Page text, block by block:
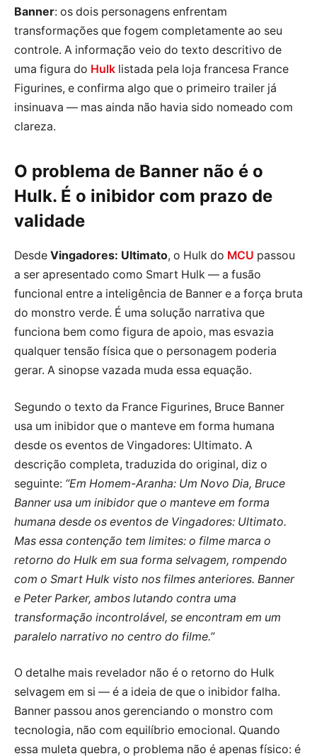
Banner: os dois personagens enfrentam
transformações que fogem completamente ao seu
controle. A informação veio do texto descritivo de
uma figura do Hulk listada pela loja francesa France
Figurines, e confirma algo que o primeiro trailer já
insinuava — mas ainda não havia sido nomeado com
clareza.
O problema de Banner não é o
Hulk. É o inibidor com prazo de
validade
Desde Vingadores: Ultimato, o Hulk do MCU passou
a ser apresentado como Smart Hulk — a fusão
funcional entre a inteligência de Banner e a força bruta
do monstro verde. É uma solução narrativa que
funciona bem como figura de apoio, mas esvazia
qualquer tensão física que o personagem poderia
gerar. A sinopse vazada muda essa equação.
Segundo o texto da France Figurines, Bruce Banner
usa um inibidor que o manteve em forma humana
desde os eventos de Vingadores: Ultimato. A
descrição completa, traduzida do original, diz o
seguinte: “Em Homem-Aranha: Um Novo Dia, Bruce
Banner usa um inibidor que o manteve em forma
humana desde os eventos de Vingadores: Ultimato.
Mas essa contenção tem limites: o filme marca o
retorno do Hulk em sua forma selvagem, rompendo
com o Smart Hulk visto nos filmes anteriores. Banner
e Peter Parker, ambos lutando contra uma
transformação incontrolável, se encontram em um
paralelo narrativo no centro do filme.”
O detalhe mais revelador não é o retorno do Hulk
selvagem em si — é a ideia de que o inibidor falha.
Banner passou anos gerenciando o monstro com
tecnologia, não com equilíbrio emocional. Quando
essa muleta quebra, o problema não é apenas físico: é